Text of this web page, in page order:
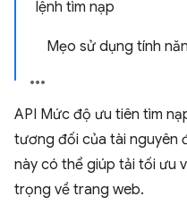
lệnh tìm nạp
Mẹo sử dụng tính
API Mức độ ưu tiên tìm
tương đối của tài nguyên
này có thể giúp tải tối ưu
trọng về trang web.